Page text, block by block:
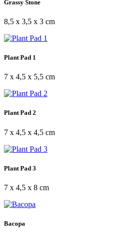
Grassy Stone
8,5 x 3,5 x 3 cm
Plant Pad 1
7 x 4,5 x 5,5 cm
Plant Pad 2
7 x 4,5 x 4,5 cm
Plant Pad 3
7 x 4,5 x 8 cm
Bacopa